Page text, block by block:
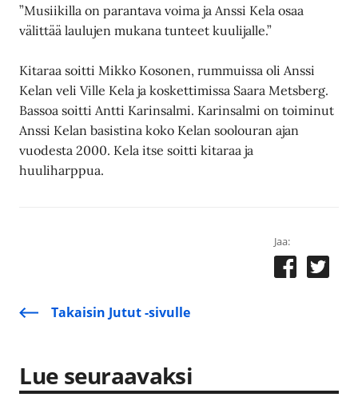
”Musiikilla on parantava voima ja Anssi Kela osaa
välittää laulujen mukana tunteet kuulijalle.”
Kitaraa soitti Mikko Kosonen, rummuissa oli Anssi
Kelan veli Ville Kela ja koskettimissa Saara Metsberg.
Bassoa soitti Antti Karinsalmi. Karinsalmi on toiminut
Anssi Kelan basistina koko Kelan soolouran ajan
vuodesta 2000. Kela itse soitti kitaraa ja
huuliharppua.
Jaa:
Takaisin Jutut -sivulle
Lue seuraavaksi